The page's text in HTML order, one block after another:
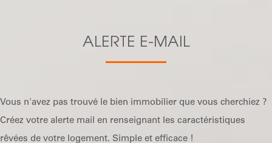
ALERTE E-MAIL
Vous n'avez pas trouvé le bien immobilier que vous cherchiez ?
Créez votre alerte mail en renseignant les caractéristiques
rêvées de votre logement. Simple et efficace !